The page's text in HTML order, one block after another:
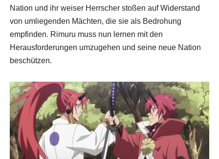
Nation und ihr weiser Herrscher stoßen auf Widerstand
von umliegenden Mächten, die sie als Bedrohung
empfinden. Rimuru muss nun lernen mit den
Herausforderungen umzugehen und seine neue Nation
beschützen.